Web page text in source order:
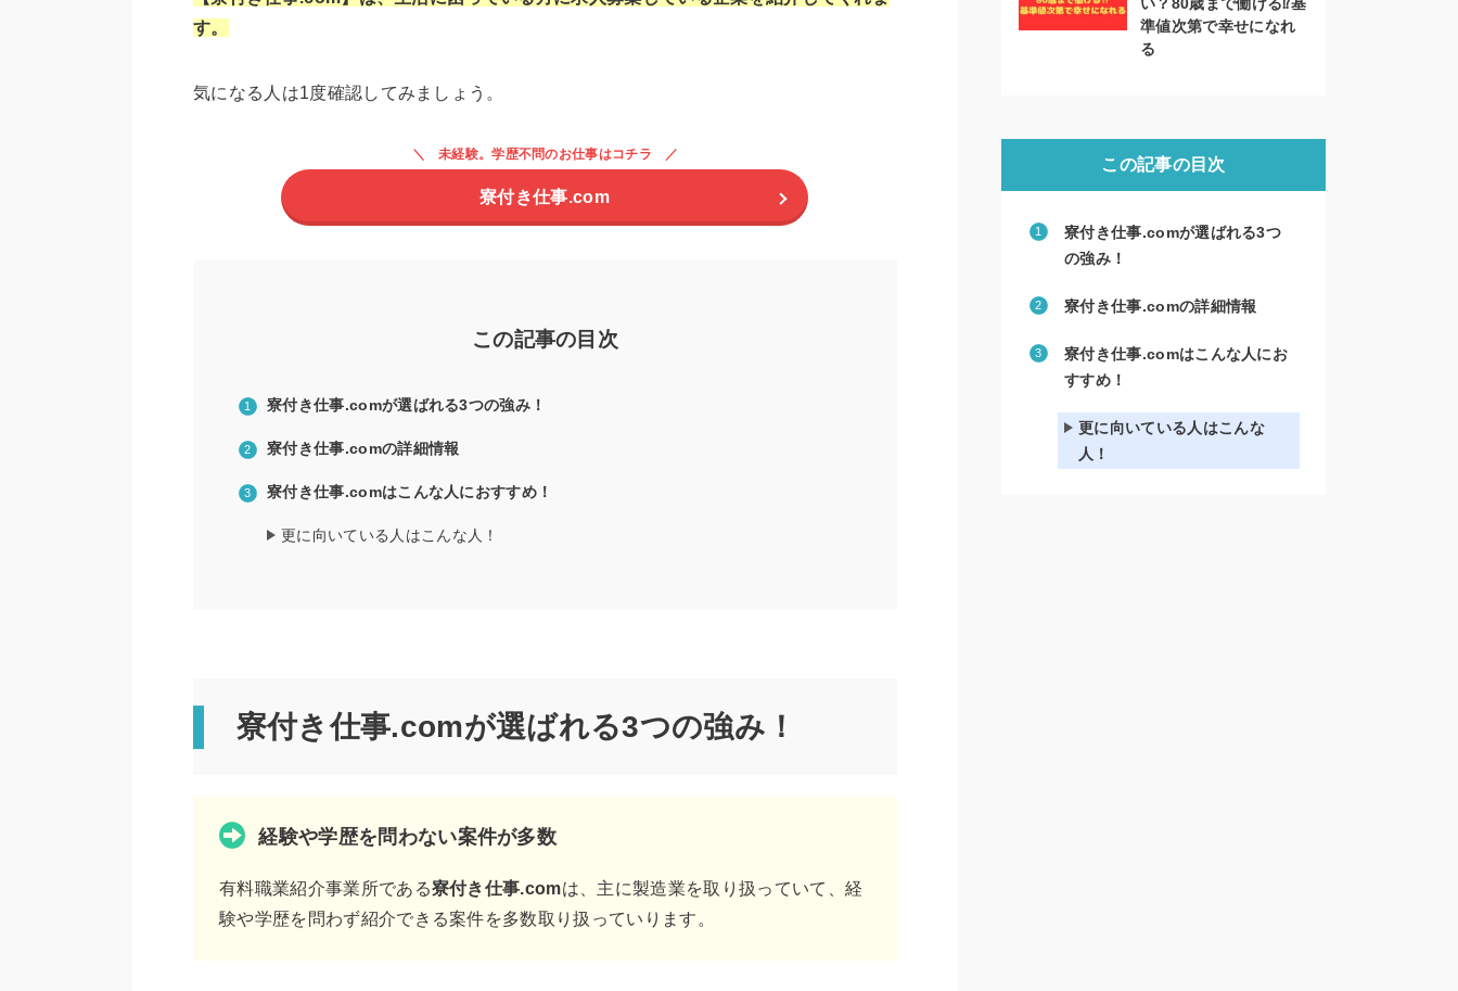
す。
気になる人は1度確認してみましょう。
未経験。学歴不問のお仕事はコチラ
寮付き仕事.com
この記事の目次
寮付き仕事.comが選ばれる3つの強み！
寮付き仕事.comの詳細情報
寮付き仕事.comはこんな人におすすめ！
更に向いている人はこんな人！
寮付き仕事.comが選ばれる3つの強み！
経験や学歴を問わない案件が多数
有料職業紹介事業所である寮付き仕事.comは、主に製造業を取り扱っていて、経
験や学歴を問わず紹介できる案件を多数取り扱っていります。
準値次第で幸せになれ
る
この記事の目次
寮付き仕事.comが選ばれる3つ
の強み！
寮付き仕事.comの詳細情報
寮付き仕事.comはこんな人にお
すすめ！
更に向いている人はこんな
人！